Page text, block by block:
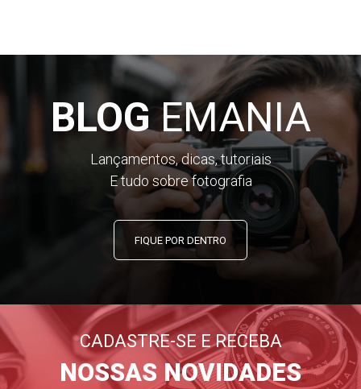
BLOGEMANIA
Lançamentos, dicas, tutoriais
E tudo sobre fotografia
FIQUE POR DENTRO
CADASTRE-SE E RECEBA
NOSSAS NOVIDADES